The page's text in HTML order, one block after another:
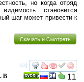
но когда отряд
становится
шаг может привести к
Скачать и Смотреть
смотреть
11
В